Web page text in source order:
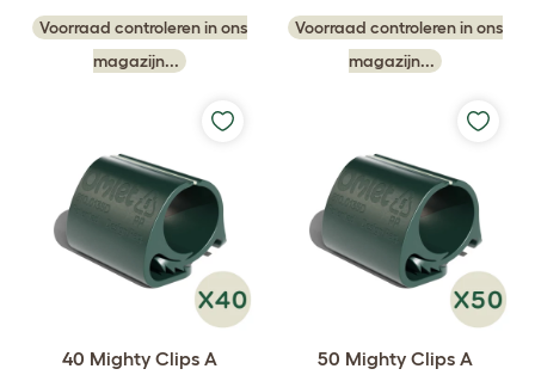
Voorraad controleren in ons
magazijn...
Voorraad controleren in ons
magazijn...
40 Mighty Clips A 50 Mighty Clips A